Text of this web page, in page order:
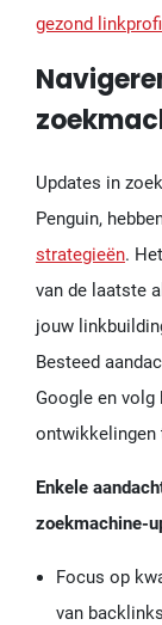
gezond
Updates in
Penguin,
strategieën.
van de laatste
jouw
Besteed
Google en volg
ontwikkelingen
Enkele
zoekmachine-
Focus op
van